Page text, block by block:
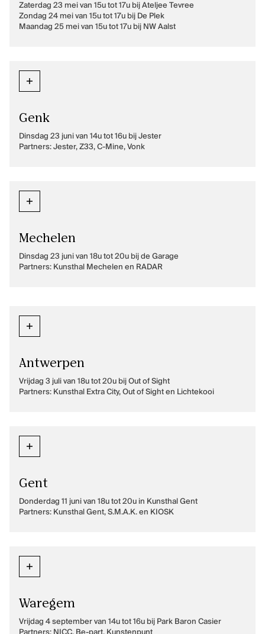
Zaterdag 23 mei van 15u tot 17u bij Ateljee Tevree
Zondag 24 mei van 15u tot 17u bij De Plek
Maandag 25 mei van 15u tot 17u bij NW Aalst
Genk
Dinsdag 23 juni van 14u tot 16u bij Jester
Partners: Jester, Z33, C-Mine, Vonk
Mechelen
Dinsdag 23 juni van 18u tot 20u bij de Garage
Partners: Kunsthal Mechelen en RADAR
Antwerpen
Vrijdag 3 juli van 18u tot 20u bij Out of Sight
Partners: Kunsthal Extra City, Out of Sight en Lichtekooi
Gent
Donderdag 11 juni van 18u tot 20u in Kunsthal Gent
Partners: Kunsthal Gent, S.M.A.K. en KIOSK
Waregem
Vrijdag 4 september van 14u tot 16u bij Park Baron Casier